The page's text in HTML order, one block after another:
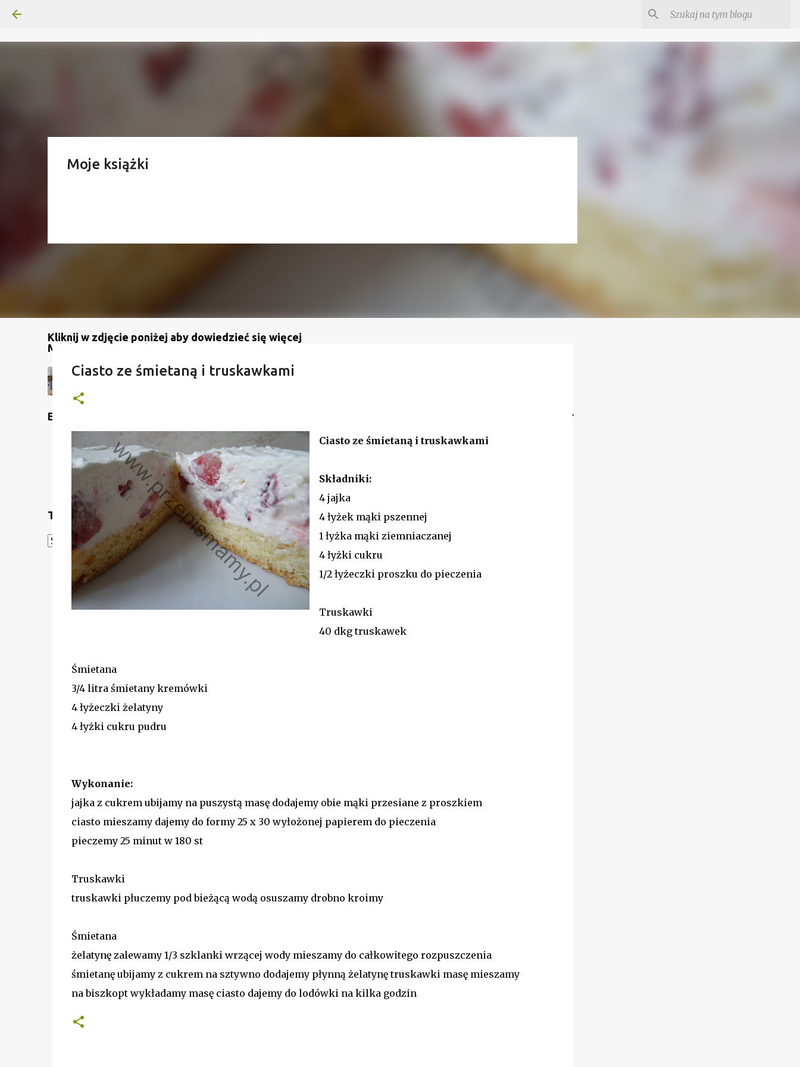
Kliknij w zdjęcie poniżej aby dowiedzieć się więcej
Moje książki
Mój kanał na YouTube
Etykiety
Translate
Powered by Translate
Ciasto ze śmietaną i truskawkami
Ciasto ze śmietaną i truskawkami
Składniki:
4 jajka
4 łyżek mąki pszennej
1 łyżka mąki ziemniaczanej
4 łyżki cukru
1/2 łyżeczki proszku do pieczenia
Truskawki
40 dkg truskawek
Śmietana
3/4 litra śmietany kremówki
4 łyżeczki żelatyny
4 łyżki cukru pudru
Wykonanie:
jajka z cukrem ubijamy na puszystą masę dodajemy obie mąki przesiane z proszkiem
ciasto mieszamy dajemy do formy 25 x 30 wyłożonej papierem do pieczenia
pieczemy 25 minut w 180 st
Truskawki
truskawki płuczemy pod bieżącą wodą osuszamy drobno kroimy
Śmietana
żelatynę zalewamy 1/3 szklanki wrzącej wody mieszamy do całkowitego rozpuszczenia
śmietanę ubijamy z cukrem na sztywno dodajemy płynną żelatynę truskawki masę mieszamy
na biszkopt wykładamy masę ciasto dajemy do lodówki na kilka godzin